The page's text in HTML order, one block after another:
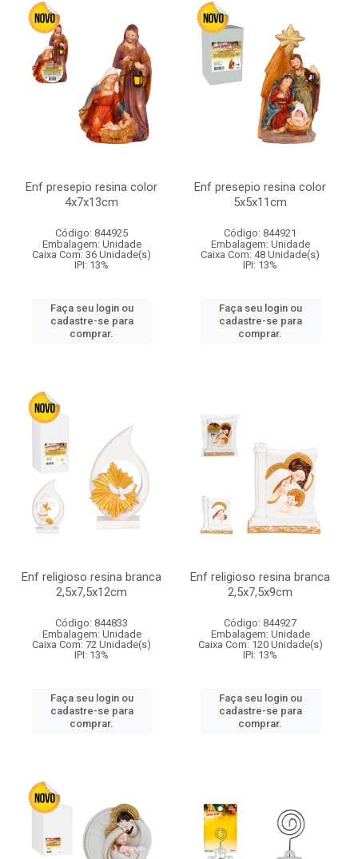
Enf presepio resina color
4x7x13cm
Código: 844925
Embalagem: Unidade
Caixa Com: 36 Unidade(s)
IPI: 13%
Faça seu login ou
cadastre-se para
comprar.
Enf presepio resina color
5x5x11cm
Código: 844921
Embalagem: Unidade
Caixa Com: 48 Unidade(s)
IPI: 13%
Faça seu login ou
cadastre-se para
comprar.
Enf religioso resina branca
2,5x7,5x12cm
Código: 844833
Embalagem: Unidade
Caixa Com: 72 Unidade(s)
IPI: 13%
Faça seu login ou
cadastre-se para
comprar.
Enf religioso resina branca
2,5x7,5x9cm
Código: 844927
Embalagem: Unidade
Caixa Com: 120 Unidade(s)
IPI: 13%
Faça seu login ou
cadastre-se para
comprar.